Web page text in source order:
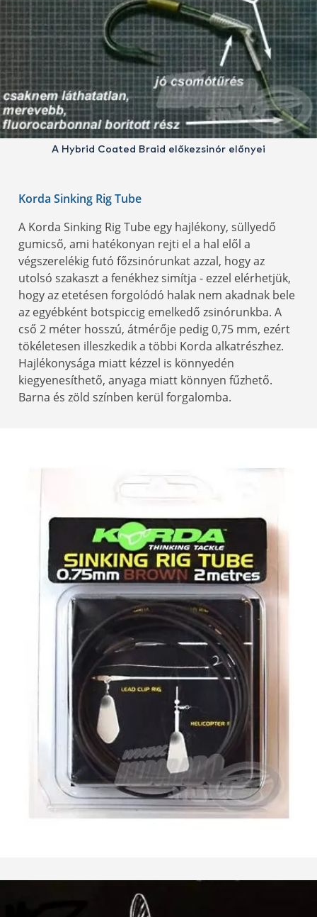
A Hybrid Coated Braid előkezsinór előnyei
Korda Sinking Rig Tube
A Korda Sinking Rig Tube egy hajlékony, süllyedő
gumicső, ami hatékonyan rejti el a hal elől a
végszerelékig futó főzsinórunkat azzal, hogy az
utolsó szakaszt a fenékhez simítja - ezzel elérhetjük,
hogy az etetésen forgolódó halak nem akadnak bele
az egyébként botspiccig emelkedő zsinórunkba. A
cső 2 méter hosszú, átmérője pedig 0,75 mm, ezért
tökéletesen illeszkedik a többi Korda alkatrészhez.
Hajlékonysága miatt kézzel is könnyedén
kiegyenesíthető, anyaga miatt könnyen fűzhető.
Barna és zöld színben kerül forgalomba.